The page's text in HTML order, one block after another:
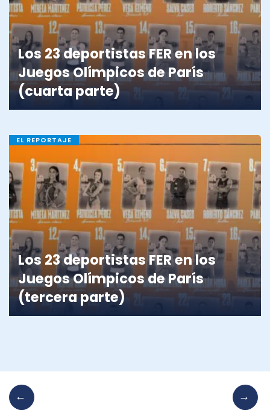
Los 23 deportistas FER en los
Juegos Olímpicos de París
(cuarta parte)
EL REPORTAJE
Los 23 deportistas FER en los
Juegos Olímpicos de París
(tercera parte)